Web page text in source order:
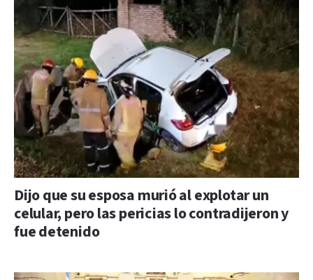
Dijo que su esposa murió al explotar un
celular, pero las pericias lo contradijeron y
fue detenido